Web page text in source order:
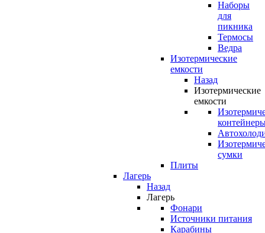
Наборы
для
пикника
Термосы
Ведра
Изотермические
емкости
Назад
Изотермические
емкости
сумки
Плиты
Лагерь
Назад
Лагерь
Фонари
Источники питания
Карабины